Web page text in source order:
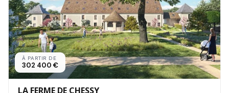
À PARTIR DE
302 400 €
LA FERME DE CHESSY